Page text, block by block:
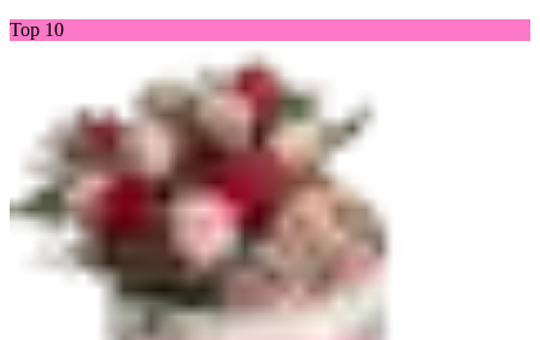
Top 10